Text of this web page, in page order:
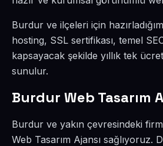
Burdur ve ilçeleri için
hosting, SSL sertifikası, temel
kapsayacak şekilde yıllık tek
sunulur.
Burdur Web Tasarım
Burdur ve yakın çevresindeki
Web Tasarım Ajansı sağlıyoruz.